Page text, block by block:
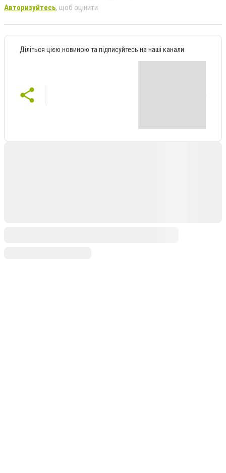
Авторизуйтесь, щоб оцінити
Діліться цією новиною та підписуйтесь на наші канали